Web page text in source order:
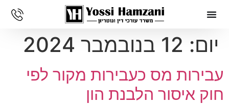
יום: 12 בנובמבר 2024
עבירות מס כעבירות מקור לפי
חוק איסור הלבנת הון